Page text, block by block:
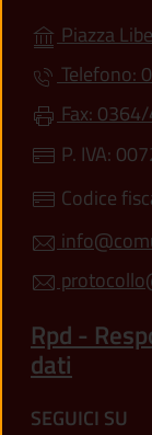
Piazza
Telefono:
Fax:
P. IVA:
Codice
Rpd -
dati
SEGUICI SU